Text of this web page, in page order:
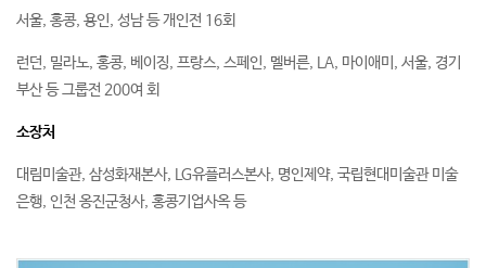
서울, 홍콩, 용인, 성남 등 개인전 16회
런던, 밀라노, 홍콩, 베이징, 프랑스, 스페인, 멜버른, LA, 마이애미, 서울, 경기
부산 등 그룹전 200여 회
소장처
대림미술관, 삼성화재본사, LG유플러스본사, 명인제약, 국립현대미술관 미술
은행, 인천 옹진군청사, 홍콩기업사옥 등